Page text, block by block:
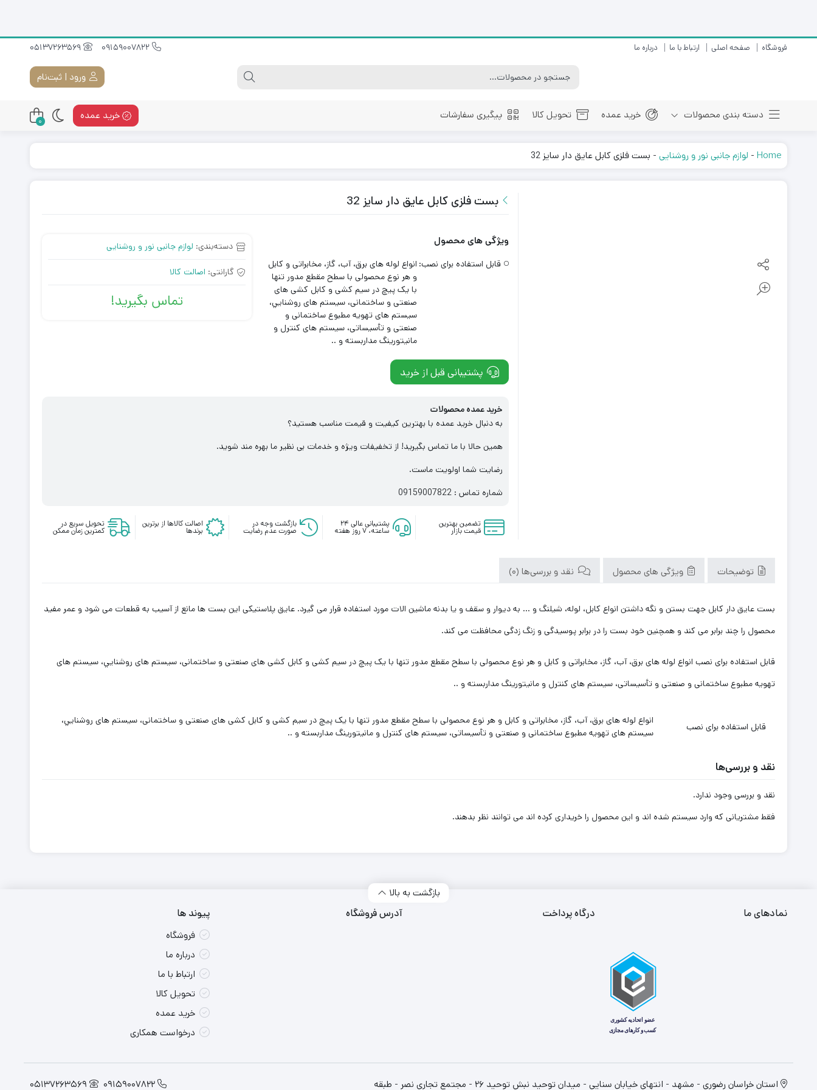
فروشگاه صفحه اصلی ارتباط با ما درباره ما 09159007822
05137263569
ورود | ثبت‌نام
دسته بندی محصولات خرید عمده تحویل کالا پیگیری سفارشات خرید عمده 0
Home
- لوازم جانبی نور و روشنایی- بست فلزی کابل عایق دار سایز 32
بست فلزی کابل عایق دار سایز 32
ویژگی های محصول
قابل استفاده برای نصب: انواع لوله های برق، آب، گاز، مخابراتی و کابل
و هر نوع محصولی با سطح مقطع مدور تنها
با یک پیچ در سيم کشی و کابل کشی های
صنعتی و ساختمانی، سيستم های روشنايي،
سیستم های تهويه مطبوع ساختمانی و
صنعتی و تأسيساتی، سيستم های کنترل و
مانيتورينگ مداربسته و ..
پشتیبانی قبل از خرید
دسته‌بندی: لوازم جانبی نور و روشنایی
گارانتی: اصالت کالا
تماس بگیرید!
خرید عمده محصولات
به دنبال خرید عمده با بهترین کیفیت و قیمت مناسب هستید؟
همین حالا با ما تماس بگیرید! از تخفیفات ویژه و خدمات بی نظیر ما بهره مند شوید.
رضایت شما اولویت ماست.
شماره تماس : 09159007822
تضمین بهترین
قیمت بازار
پشتیبانی عالی ۲۴
ساعته، ۷ روز هفته
بازگشت وجه در
صورت عدم رضایت
اصالت کالاها از برترین
برندها
تحویل سریع در
کمترین زمان ممکن
توضیحات ویژگی های محصول نقد و بررسی‌ها (0)
بست عایق دار کابل جهت بستن و نگه داشتن انواع کابل، لوله، شیلنگ و … به دیوار و سقف و یا بدنه ماشین الات مورد استفاده قرار می گیرد. عایق پلاستیکی این بست ها مانع از آسیب به قطعات می شود و عمر مفید
محصول را چند برابر می کند و همچنین خود بست را در برابر پوسیدگی و زنگ زدگی محافظت می کند.
قابل استفاده برای نصب انواع لوله های برق، آب، گاز، مخابراتی و کابل و هر نوع محصولی با سطح مقطع مدور تنها با یک پیچ در سيم کشی و کابل کشی های صنعتی و ساختمانی، سيستم های روشنايي، سیستم های
تهويه مطبوع ساختمانی و صنعتی و تأسيساتی، سيستم های کنترل و مانيتورينگ مداربسته و ..
قابل استفاده برای نصب
انواع لوله های برق، آب، گاز، مخابراتی و کابل و هر نوع محصولی با سطح مقطع مدور تنها با یک پیچ در سيم کشی و کابل کشی های صنعتی و ساختمانی، سيستم های روشنايي،
سیستم های تهويه مطبوع ساختمانی و صنعتی و تأسيساتی، سيستم های کنترل و مانيتورينگ مداربسته و ..
نقد و بررسی‌ها
نقد و بررسی وجود ندارد.
فقط مشتریانی که وارد سیستم شده اند و این محصول را خریداری کرده اند می توانند نظر بدهند.
بازگشت به بالا
نمادهای ما درگاه پرداخت آدرس فروشگاه پیوند ها
فروشگاه
درباره ما
ارتباط با ما
تحویل کالا
خرید عمده
درخواست همکاری
استان خراسان رضوری - مشهد - انتهای خیابان سنایی - میدان توحید نبش توحید 26 - مجتمع تجاری نصر - طبقه 09159007822
05137263569